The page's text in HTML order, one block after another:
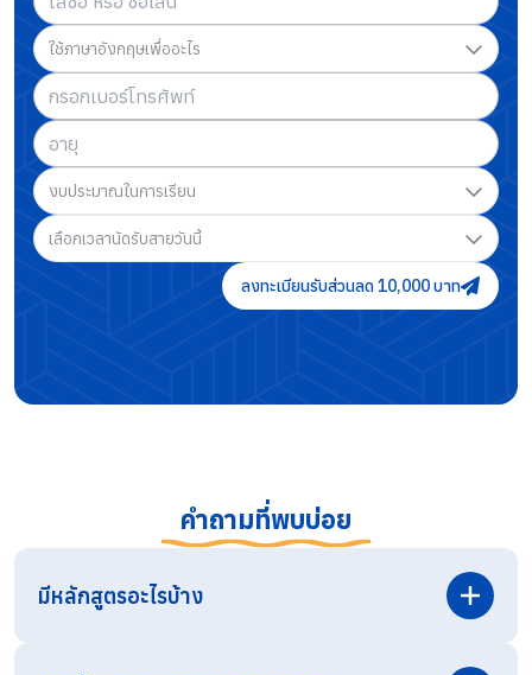
ใช้ภาษาอังกฤษเพื่ออะไร
งบประมาณในการเรียน
เลือกเวลานัดรับสายวันนี้
ลงทะเบียนรับส่วนลด 10,000 บาท
คำถามที่พบบ่อย
มีหลักสูตรอะไรบ้าง